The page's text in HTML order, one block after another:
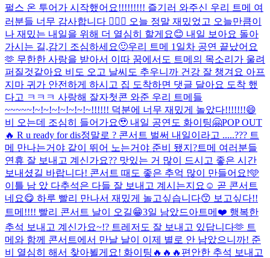
펄스 온 투어가 시작했어요!!!!!!!!! 즐기러 와주신 우리 트메 여
러분들 너무 감사합니다 🙇🏻‍♂️ 오늘 정말 재밌었고 오늘만큼이
나 재밌는 내일을 위해 더 열심히 할게요😊 내일 보아요 돌아
가시는 길,감기 조심하세요🙂우리 트메 1일차 공연 끝났어요
🫶 무한한 사랑을 받아서 이따 꿈에서도 트메의 목소리가 울려
퍼질것같아요 비도 오고 날씨도 추우니까 건강 잘 챙겨요 아프
지마 귀가 안전하게 하시고 집 도착하면 댓글 달아요 도착 했
다고 ㅋㅋㅋ 사랑해 잘자첫콘 와준 우리 트메들
~~~~~!~!~!~!~!~!~!~!!!!!! 덕분에 너무 재밌게 놀았다!!!!!!!😄
비 오는데 조심히 들어가요🥹 내일 공연도 화이팅🤗POP OUT
🔥 R u ready for dis정말로 ? 콘서트 벌써 내일이라고 .....??? 트
메 만나는거야 같이 뛰어 노는거야 준비 됐지?트메 여러분들
연휴 잘 보내고 계신가요?? 맛있는 거 많이 드시고 좋은 시간
보내셨길 바랍니다! 콘서트 때도 좋은 추억 많이 만들어요!🩵
이틀 남 았 다추석은 다들 잘 보내고 계시는지요☺️ 곧 콘서트
네요😋 하루 빨리 만나서 재밌게 놀고싶습니다😙 보고싶다!!
트메!!!! 빨리 콘서트 날이 오길😁3일 남았드아트메❤️ 행복한
추석 보내고 계신가요~!? 트레저도 잘 보내고 있답니다🫶 트
메와 함께 콘서트에서 만날 날이 이제 별로 안 남았으니까! 준
비 열심히 해서 찾아뵐게요! 화이팅🔥🔥🔥 편안한 추석 보내고